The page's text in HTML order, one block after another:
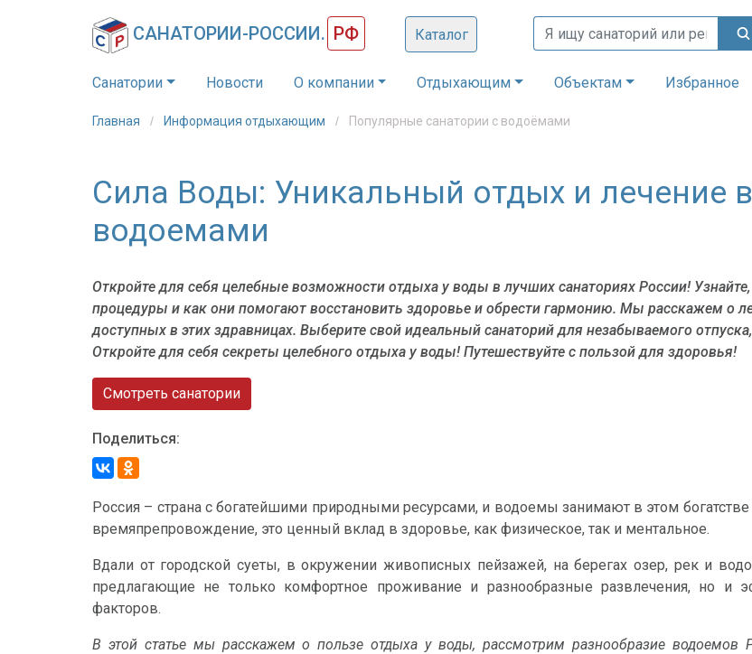
САНАТОРИИ-РОССИИ. РФ Каталог
Санатории Новости О компании Отдыхающим Объектам Избранное
Главная Информация отдыхающим Популярные санатории с водоёмами
Сила Воды: Уникальный отдых и лечение
водоемами
Откройте для себя целебные возможности отдыха у воды в лучших санаториях России!
процедуры и как они помогают восстановить здоровье и обрести гармонию. Мы расскажем о
доступных в этих здравницах. Выберите свой идеальный санаторий для незабываемого
Откройте для себя секреты целебного отдыха у воды! Путешествуйте с пользой для здоровья!
Смотреть санатории
Поделиться:
Россия – страна с богатейшими природными ресурсами, и водоемы занимают в этом
времяпрепровождение, это ценный вклад в здоровье, как физическое, так и ментальное.
Вдали от городской суеты, в окружении живописных пейзажей, на берегах озер, рек и
предлагающие не только комфортное проживание и разнообразные развлечения, но и
факторов.
В этой статье мы расскажем о пользе отдыха у воды, рассмотрим разнообразие водоемов